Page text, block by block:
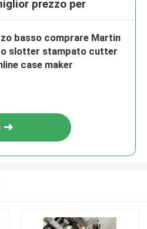
prezzo per
basso comprare Martin
slotter stampato cutter
case maker